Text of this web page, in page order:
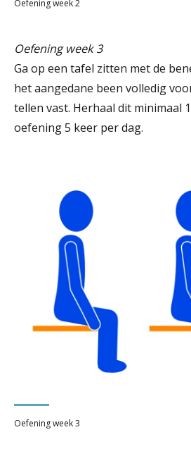
Oefening week 2
Oefening week 3
Ga op een tafel zitten met de
het aangedane been volledig
tellen vast. Herhaal dit minimaal
oefening 5 keer per dag.
Oefening week 3